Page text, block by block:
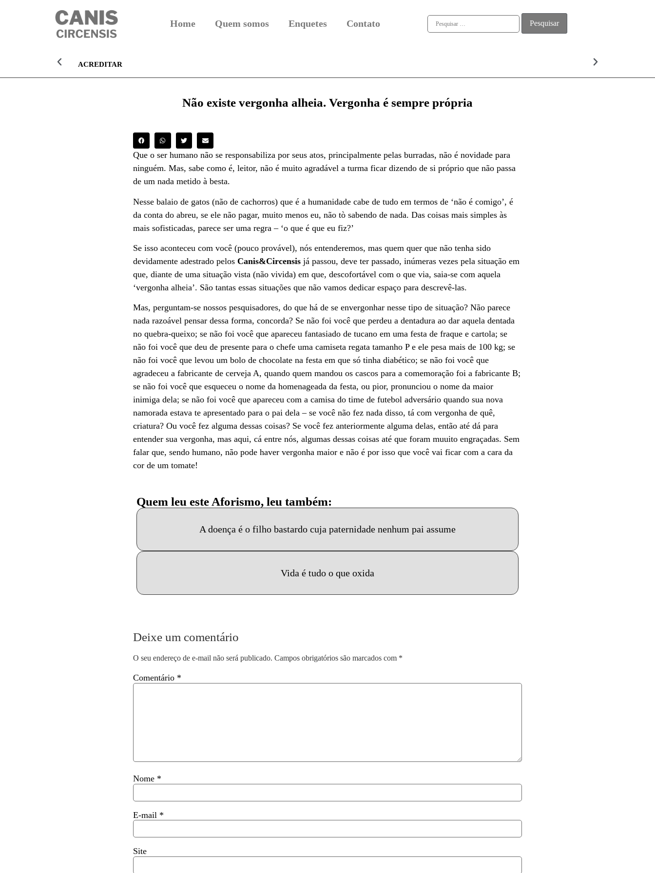
Home Quem somos Enquetes Contato
ACREDITAR ALMA
Não existe vergonha alheia. Vergonha é sempre própria
Que o ser humano não se responsabiliza por seus atos, principalmente pelas burradas, não é novidade para
ninguém. Mas, sabe como é, leitor, não é muito agradável a turma ficar dizendo de si próprio que não passa
de um nada metido à besta.
Nesse balaio de gatos (não de cachorros) que é a humanidade cabe de tudo em termos de ‘não é comigo’, é
da conta do abreu, se ele não pagar, muito menos eu, não tò sabendo de nada. Das coisas mais simples às
mais sofisticadas, parece ser uma regra – ‘o que é que eu fiz?’
Se isso aconteceu com você (pouco provável), nós entenderemos, mas quem quer que não tenha sido
devidamente adestrado pelos Canis&Circensis já passou, deve ter passado, inúmeras vezes pela situação em
que, diante de uma situação vista (não vivida) em que, descofortável com o que via, saia-se com aquela
‘vergonha alheia’. São tantas essas situações que não vamos dedicar espaço para descrevê-las.
Mas, perguntam-se nossos pesquisadores, do que há de se envergonhar nesse tipo de situação? Não parece
nada razoável pensar dessa forma, concorda? Se não foi você que perdeu a dentadura ao dar aquela dentada
no quebra-queixo; se não foi você que apareceu fantasiado de tucano em uma festa de fraque e cartola; se
não foi você que deu de presente para o chefe uma camiseta regata tamanho P e ele pesa mais de 100 kg; se
não foi você que levou um bolo de chocolate na festa em que só tinha diabético; se não foi você que
agradeceu a fabricante de cerveja A, quando quem mandou os cascos para a comemoração foi a fabricante B;
se não foi você que esqueceu o nome da homenageada da festa, ou pior, pronunciou o nome da maior
inimiga dela; se não foi você que apareceu com a camisa do time de futebol adversário quando sua nova
namorada estava te apresentado para o pai dela – se você não fez nada disso, tá com vergonha de quê,
criatura? Ou você fez alguma dessas coisas? Se você fez anteriormente alguma delas, então até dá para
entender sua vergonha, mas aqui, cá entre nós, algumas dessas coisas até que foram muuito engraçadas. Sem
falar que, sendo humano, não pode haver vergonha maior e não é por isso que você vai ficar com a cara da
cor de um tomate!
Quem leu este Aforismo, leu também:
A doença é o filho bastardo cuja paternidade nenhum pai assume
Vida é tudo o que oxida
Deixe um comentário
O seu endereço de e-mail não será publicado. Campos obrigatórios são marcados com *
Comentário *
Nome *
E-mail *
Site